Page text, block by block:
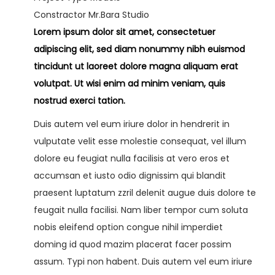
Constractor Mr.Bara Studio
Lorem ipsum dolor sit amet, consectetuer
adipiscing elit, sed diam nonummy nibh euismod
tincidunt ut laoreet dolore magna aliquam erat
volutpat. Ut wisi enim ad minim veniam, quis
nostrud exerci tation.
Duis autem vel eum iriure dolor in hendrerit in
vulputate velit esse molestie consequat, vel illum
dolore eu feugiat nulla facilisis at vero eros et
accumsan et iusto odio dignissim qui blandit
praesent luptatum zzril delenit augue duis dolore te
feugait nulla facilisi. Nam liber tempor cum soluta
nobis eleifend option congue nihil imperdiet
doming id quod mazim placerat facer possim
assum. Typi non habent. Duis autem vel eum iriure